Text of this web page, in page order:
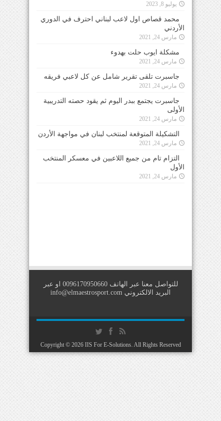
يوليو 8, 2023
محمد قصاص اول لاعب لبناني احترف في الدوري
الأردني
مارس 24, 2021
مشكلة ايوب حلت بهدوء
مارس 24, 2021
جاسبرت تلقى تقرير شامل عن كل لاعبي فريقه
مارس 24, 2021
جاسبرت يجتمع ببدر اليوم ثم يقود حصته التدريبية
الأولى
مارس 24, 2021
التشكيلة المتوقعة لمنتخب لبنان في مواجهة الأردن
مارس 24, 2021
التزام تام من جميع اللاعبين في معسكر المنتخب
الأول
مارس 24, 2021
للتواصل معنا عبر الهاتف 0096170950660 او عبر
البريد الالكتروني info@elmaestrosport.com
Copyright © 2026 IIS For E-Solutions. All Rights Reserved